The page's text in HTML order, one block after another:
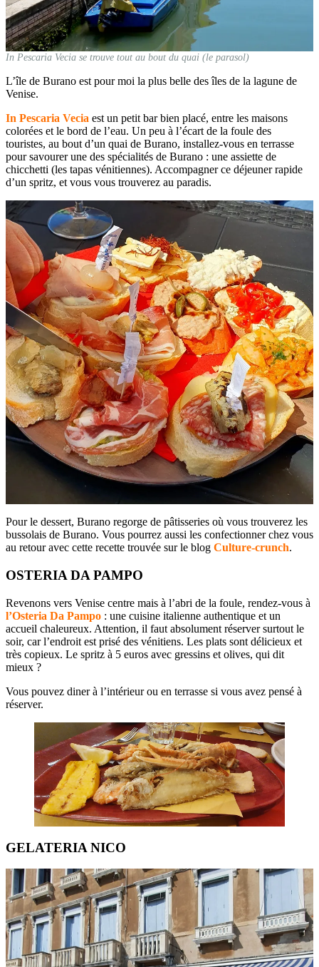
In Pescaria Vecia se trouve tout au bout du quai (le parasol)
L’île de Burano est pour moi la plus belle des îles de la lagune de
Venise.
In Pescaria Vecia est un petit bar bien placé, entre les maisons
colorées et le bord de l’eau. Un peu à l’écart de la foule des
touristes, au bout d’un quai de Burano, installez-vous en terrasse
pour savourer une des spécialités de Burano : une assiette de
chicchetti (les tapas vénitiennes). Accompagner ce déjeuner rapide
d’un spritz, et vous vous trouverez au paradis.
Pour le dessert, Burano regorge de pâtisseries où vous trouverez les
bussolais de Burano. Vous pourrez aussi les confectionner chez vous
au retour avec cette recette trouvée sur le blog Culture-crunch.
OSTERIA DA PAMPO
Revenons vers Venise centre mais à l’abri de la foule, rendez-vous à
l’Osteria Da Pampo : une cuisine italienne authentique et un
accueil chaleureux. Attention, il faut absolument réserver surtout le
soir, car l’endroit est prisé des vénitiens. Les plats sont délicieux et
très copieux. Le spritz à 5 euros avec gressins et olives, qui dit
mieux ?
Vous pouvez diner à l’intérieur ou en terrasse si vous avez pensé à
réserver.
GELATERIA NICO